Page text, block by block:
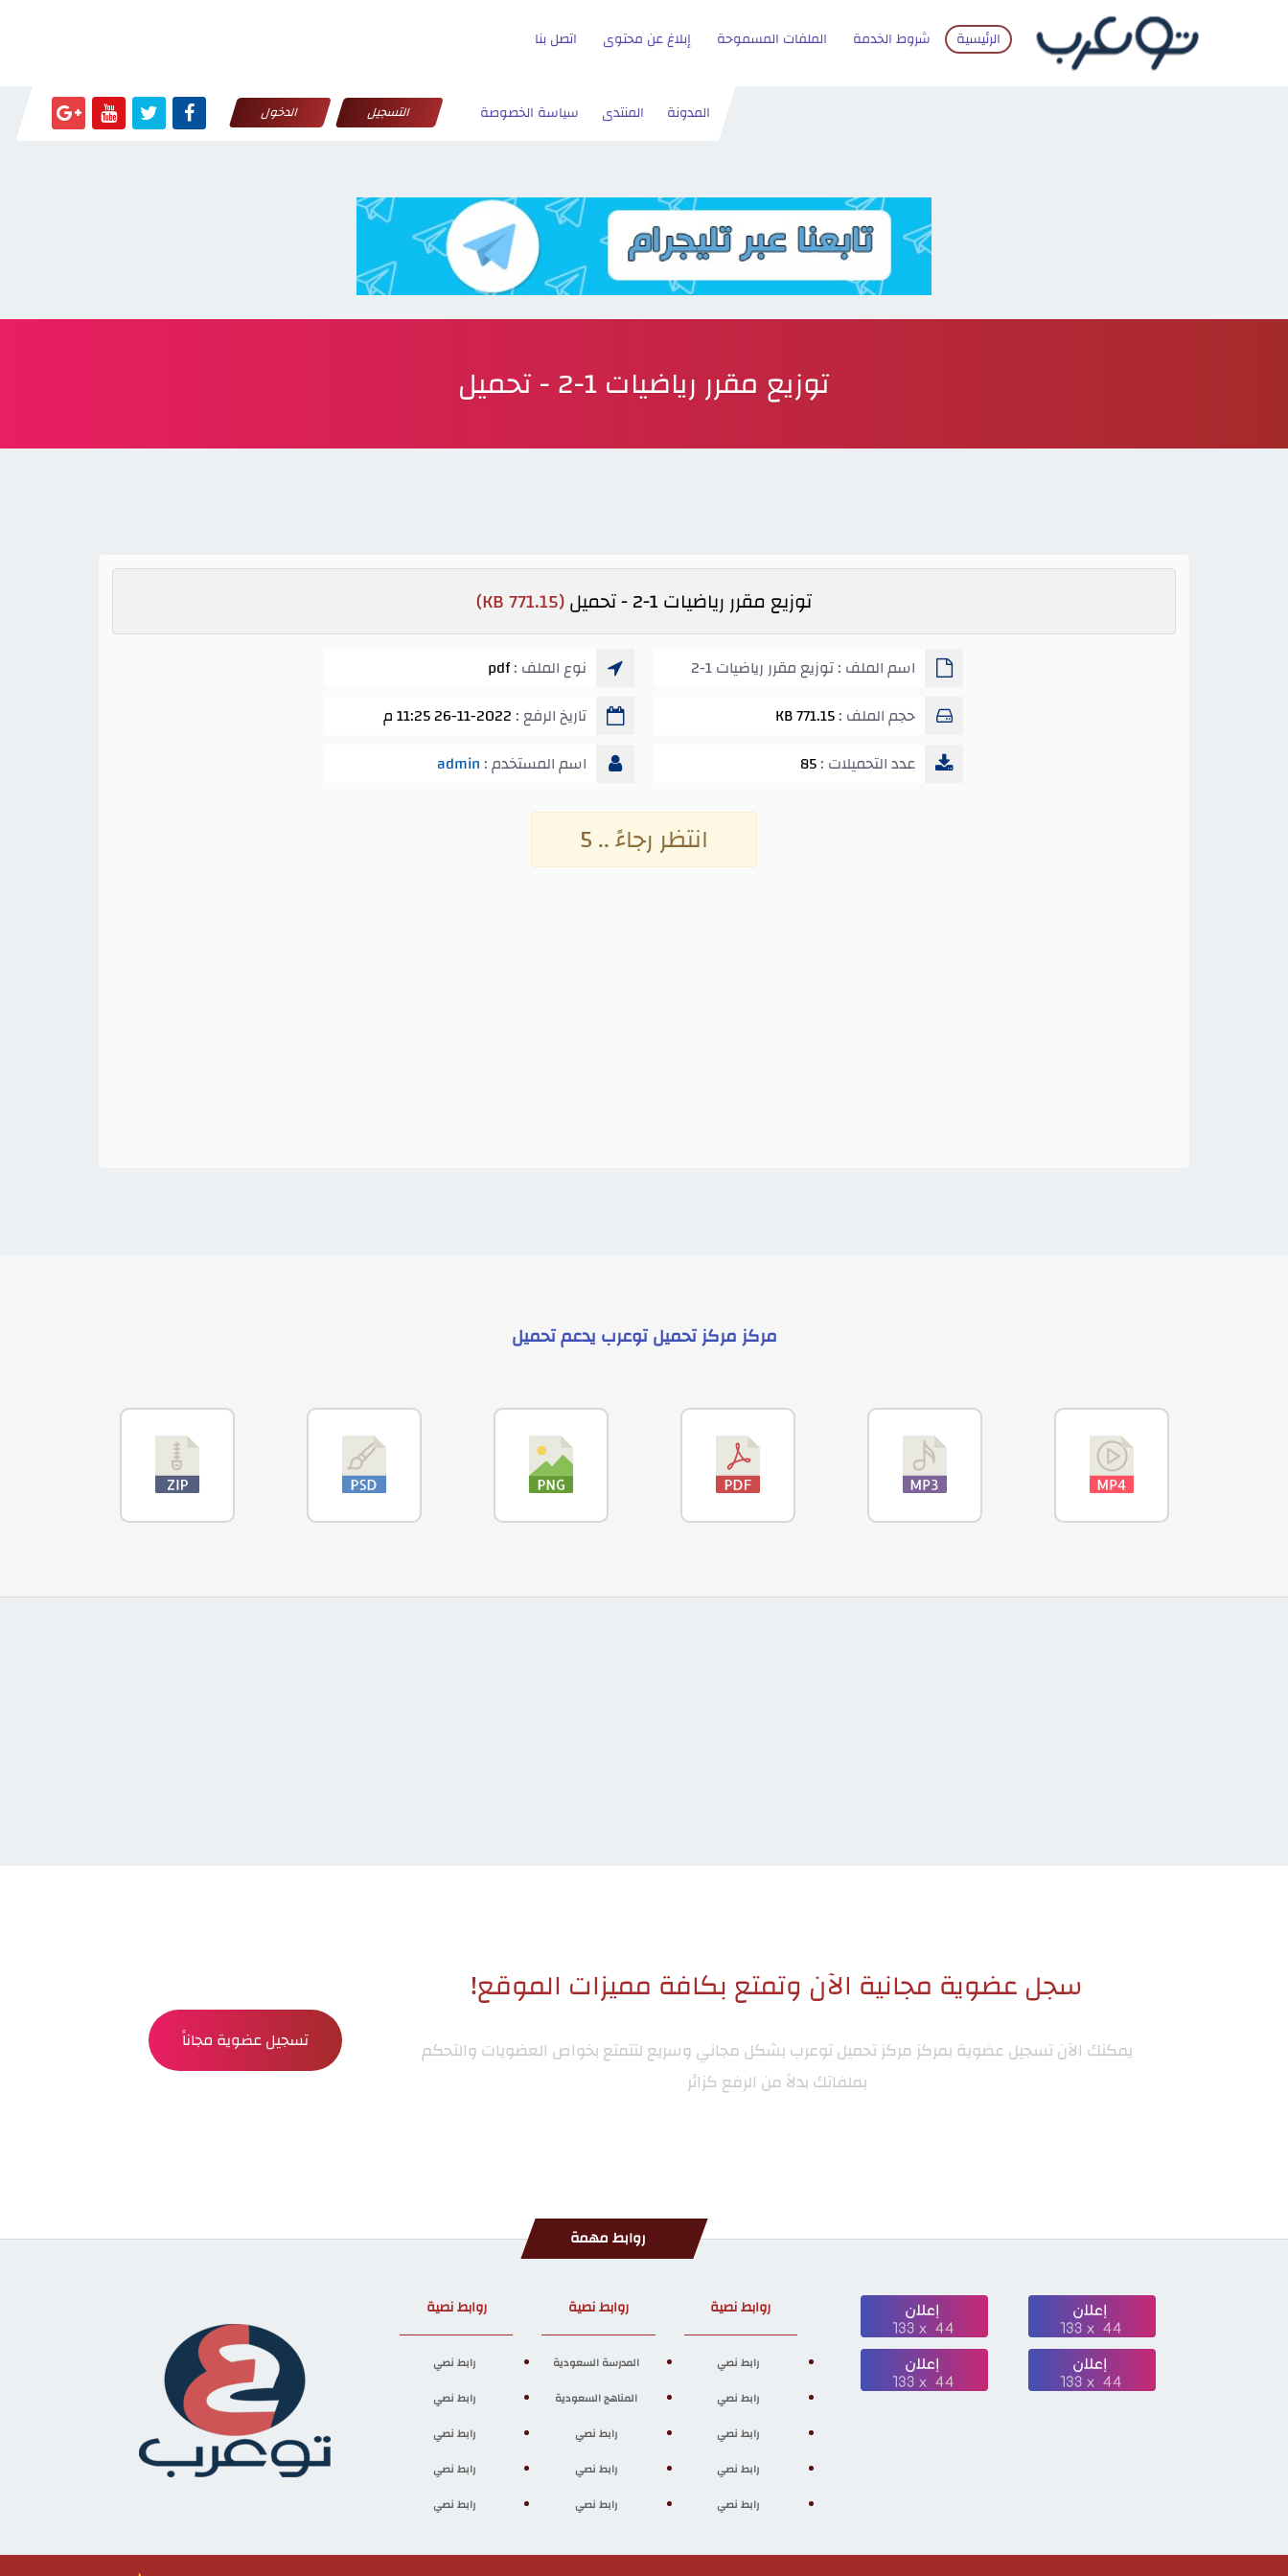
الرئيسية شروط الخدمة الملفات المسموحة إبلاغ عن محتوى اتصل بنا
المدونة المنتدى سياسة الخصوصة التسجيل الدخول
توزيع مقرر رياضيات 1-2 - تحميل
توزيع مقرر رياضيات 1-2 - تحميل (771.15 KB)
اسم الملف : توزيع مقرر رياضيات 1-2 نوع الملف :pdf
حجم الملف :771.15 KB تاريخ الرفع : 26-11-2022 11:25 م
عدد التحميلات :85 اسم المستخدم : admin
انتظر رجاءً .. 5
مركزمركز تحميل توعرب يدعمتحميل
سجل عضوية مجانية الآن وتمتع بكافة مميزات الموقع!
يمكنك الآن تسجيل عضوية بمركزمركز تحميل توعرببشكل مجاني وسريع لتتمتع بخواص العضويات والتحكم
بملفاتك بدلاً من الرفع كزائر
تسجيل عضوية مجاناً
روابط مهمة
روابط نصية
رابط نصي
رابط نصي
رابط نصي
رابط نصي
رابط نصي
روابط نصية
المدرسة السعودية
المناهج السعودية
رابط نصي
رابط نصي
رابط نصي
روابط نصية
رابط نصي
رابط نصي
رابط نصي
رابط نصي
رابط نصي